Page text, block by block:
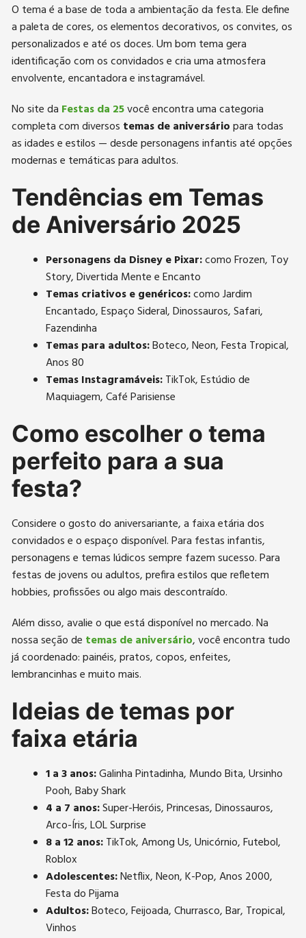
O tema é a base de toda a ambientação da festa. Ele define
a paleta de cores, os elementos decorativos, os convites, os
personalizados e até os doces. Um bom tema gera
identificação com os convidados e cria uma atmosfera
envolvente, encantadora e instagramável.
No site da Festas da 25você encontra uma categoria
completa com diversos temas de aniversáriopara todas
as idades e estilos — desde personagens infantis até opções
modernas e temáticas para adultos.
Tendências em Temas
de Aniversário 2025
Personagens da Disney e Pixar:como Frozen, Toy
Story, Divertida Mente e Encanto
Temas criativos e genéricos:como Jardim
Encantado, Espaço Sideral, Dinossauros, Safari,
Fazendinha
Temas para adultos:Boteco, Neon, Festa Tropical,
Anos 80
Temas Instagramáveis:TikTok, Estúdio de
Maquiagem, Café Parisiense
Como escolher o tema
perfeito para a sua
festa?
Considere o gosto do aniversariante, a faixa etária dos
convidados e o espaço disponível. Para festas infantis,
personagens e temas lúdicos sempre fazem sucesso. Para
festas de jovens ou adultos, prefira estilos que refletem
hobbies, profissões ou algo mais descontraído.
Além disso, avalie o que está disponível no mercado. Na
nossa seção de temas de aniversário, você encontra tudo
já coordenado: painéis, pratos, copos, enfeites,
lembrancinhas e muito mais.
Ideias de temas por
faixa etária
1 a 3 anos:Galinha Pintadinha, Mundo Bita, Ursinho
Pooh, Baby Shark
4 a 7 anos:Super-Heróis, Princesas, Dinossauros,
Arco-Íris, LOL Surprise
8 a 12 anos:TikTok, Among Us, Unicórnio, Futebol,
Roblox
Adolescentes:Netflix, Neon, K-Pop, Anos 2000,
Festa do Pijama
Adultos:Boteco, Feijoada, Churrasco, Bar, Tropical,
Vinhos